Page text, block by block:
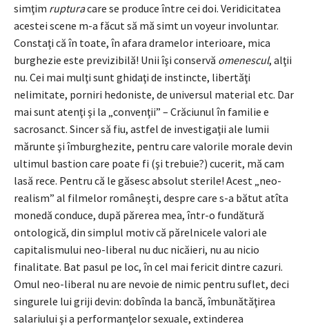
simţim rupturacare se produce între cei doi. Veridicitatea
acestei scene m-a făcut să mă simt un voyeur involuntar.
Constaţi că în toate, în afara dramelor interioare, mica
burghezie este previzibilă! Unii îşi conservă omenescul, alţii
nu. Cei mai mulţi sunt ghidaţi de instincte, libertăţi
nelimitate, porniri hedoniste, de universul material etc. Dar
mai sunt atenţi şi la „convenţii” – Crăciunul în familie e
sacrosanct. Sincer să fiu, astfel de investigaţii ale lumii
mărunte şi îmburghezite, pentru care valorile morale devin
ultimul bastion care poate fi (şi trebuie?) cucerit, mă cam
lasă rece. Pentru că le găsesc absolut sterile! Acest „neo-
realism” al filmelor româneşti, despre care s-a bătut atîta
monedă conduce, după părerea mea, într-o fundătură
ontologică, din simplul motiv că părelnicele valori ale
capitalismului neo-liberal nu duc nicăieri, nu au nicio
finalitate. Bat pasul pe loc, în cel mai fericit dintre cazuri.
Omul neo-liberal nu are nevoie de nimic pentru suflet, deci
singurele lui griji devin: dobînda la bancă, îmbunătăţirea
salariului şi a performanţelor sexuale, extinderea